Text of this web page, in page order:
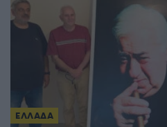
ΕΛΛΑΔΑ